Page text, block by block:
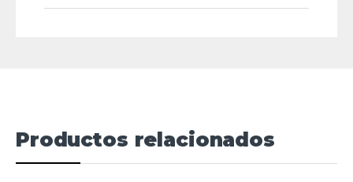
Productos relacionados